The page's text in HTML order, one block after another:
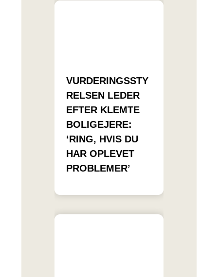
VURDERINGSSTY
RELSEN LEDER
EFTER KLEMTE
BOLIGEJERE:
‘RING, HVIS DU
HAR OPLEVET
PROBLEMER’